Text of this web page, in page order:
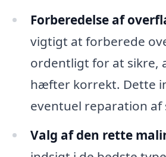
Forberedelse af
vigtigt at forberede
ordentligt for at sikre,
hæfter korrekt. Dette
eventuel reparation af
Valg af den rette